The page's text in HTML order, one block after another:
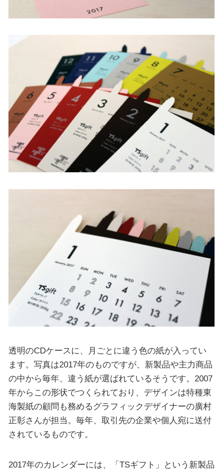
透明のCDケースに、月ごとに違う色の紙が入ってい
ます。写真は2017年のものですが、新製品や主力商品
の中から毎年、違う紙が選ばれているそうです。2007
年からこの形状でつくられており、デザインは特種東
海製紙の顧問も務めるグラフィックデザイナーの廣村
正彰さんが担当。毎年、取引先の企業や個人宛に送付
されているものです。
2017年のカレンダーには、「TSギフト」という新製品